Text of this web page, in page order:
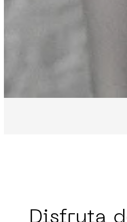
Disfruta